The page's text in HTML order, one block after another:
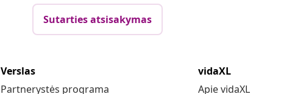
Sutarties atsisakymas
Verslas
Partnerystės programa
vidaXL
Apie vidaXL